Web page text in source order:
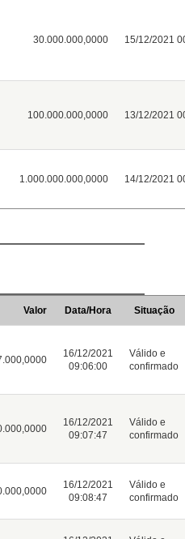
30.000.000,0000 15/12/2021
100.000.000,0000 13/12/2021
1.000.000.000,0000 14/12/2021
Valor Data/Hora Situação
16/12/2021
09:06:00
Válido e
confirmado
16/12/2021
09:07:47
Válido e
confirmado
16/12/2021
09:08:47
Válido e
confirmado